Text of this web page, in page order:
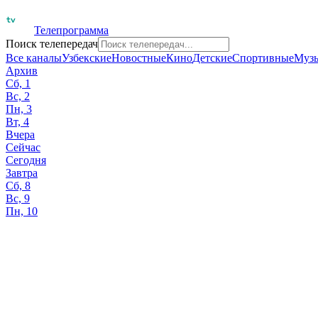
Телепрограмма
Поиск телепередач
Все каналыУзбекскиеНовостныеКиноДетскиеСпортивные
Архив
Сб, 1
Вс, 2
Пн, 3
Вт, 4
Вчера
Сейчас
Сегодня
Завтра
Сб, 8
Вс, 9
Пн, 10